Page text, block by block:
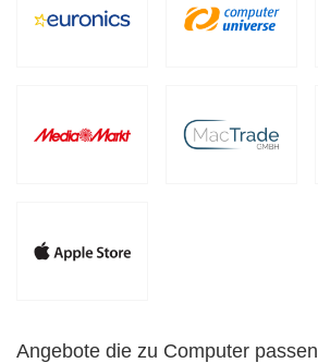
Angebote die zu Computer passen